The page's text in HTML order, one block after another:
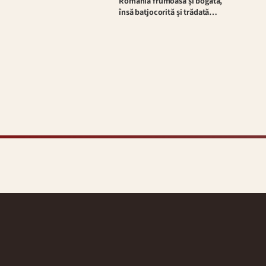
însă batjocorită și trădată…